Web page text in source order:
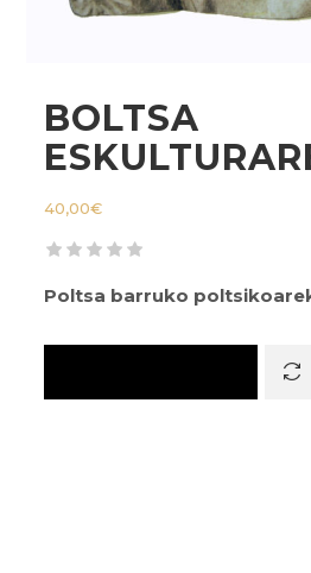
BOLTSA
40,00€
Poltsa barruko